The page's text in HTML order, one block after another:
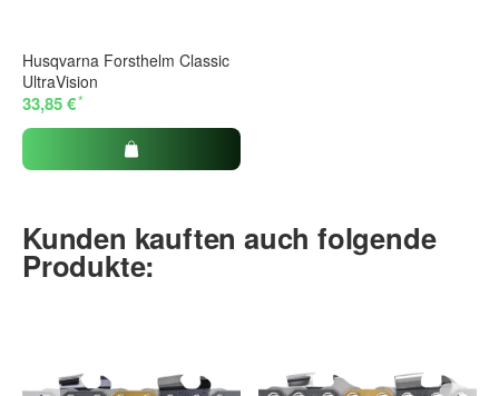
Husqvarna Forsthelm Classic
UltraVision
33,85 €*
Kunden kauften auch folgende
Produkte: